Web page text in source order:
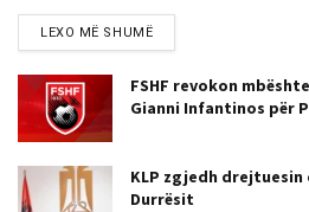
LEXO MË SHUMË
FSHF revokon
Gianni Infantinos për
KLP zgjedh
Durrësit